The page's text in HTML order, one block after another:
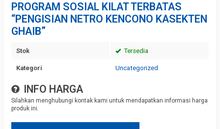
PROGRAM SOSIAL KILAT TERBATAS
“PENGISIAN NETRO KENCONO KASEKTEN
GHAIB”
Stok Tersedia
Kategori Uncategorized
INFO HARGA
Silahkan menghubungi kontak kami untuk mendapatkan informasi harga
produk ini.